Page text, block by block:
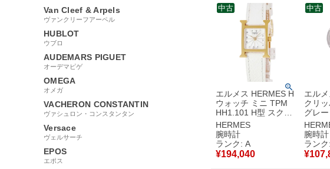
Van Cleef & Arpels
ヴァンクリーフアーペル
HUBLOT
ウブロ
AUDEMARS PIGUET
オーデマピゲ
OMEGA
オメガ
VACHERON CONSTANTIN
ヴァシュロン・コンスタンタン
Versace
ヴェルサーチ
EPOS
エポス
エルメス HERMES H
ウォッチ ミニ TPM
HH1.101 H型 スクエ
ア ホワイト 白 イエ
ローGP レディース
腕時計クオーツ ホワ
イト 【中古】中古美
品
HERMES
腕時計
ランク: A
¥194,040
中古
エル
クリ
グレー
ト ラ
レディ
オーツ
古】中
腕時計
ラン
¥
中古